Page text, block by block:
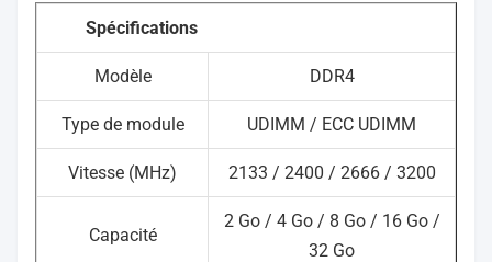
Spécifications
Modèle DDR4
Type de module UDIMM / ECC UDIMM
Vitesse (MHz) 2133 / 2400 / 2666 / 3200
Capacité
2 Go / 4 Go / 8 Go / 16 Go /
32 Go